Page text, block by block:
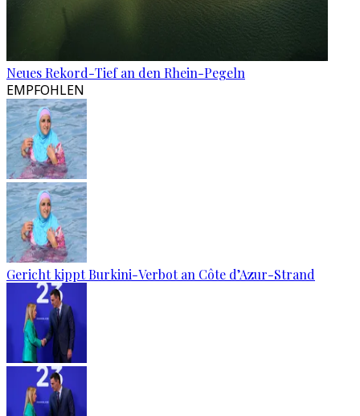
Neues Rekord-Tief an den Rhein-Pegeln
EMPFOHLEN
Gericht kippt Burkini-Verbot an Côte d’Azur-Strand